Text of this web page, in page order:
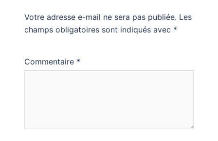
Votre adresse e-mail ne sera pas publiée. Les
champs obligatoires sont indiqués avec *
Commentaire *